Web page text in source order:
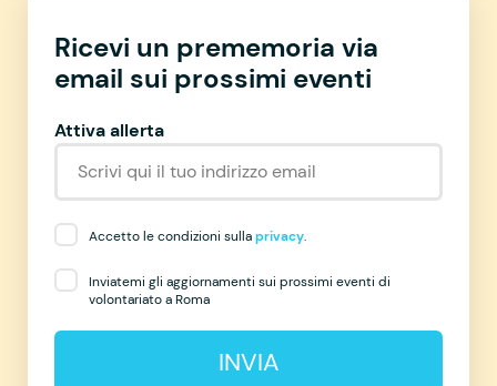
Ricevi un prememoria via
email sui prossimi eventi
Attiva allerta
Accetto le condizioni sullaprivacy.
Inviatemi gli aggiornamenti sui prossimi eventi di
volontariato a Roma
INVIA